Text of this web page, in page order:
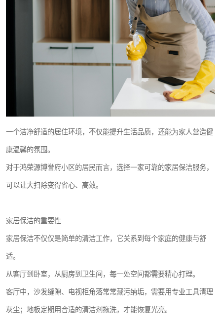
一个洁净舒适的居住环境，不仅能提升生活品质，还能为家人营造健
康温馨的氛围。
对于鸿荣源博誉府小区的居民而言，选择一家可靠的家居保洁服务，
可以让大扫除变得省心、高效。
家居保洁的重要性
家居保洁不仅仅是简单的清洁工作，它关系到每个家庭的健康与舒
适。
从客厅到卧室，从厨房到卫生间，每一处空间都需要精心打理。
客厅中，沙发缝隙、电视柜角落常常藏污纳垢，需要用专业工具清理
灰尘；地板定期用合适的清洁剂拖洗，才能恢复光亮。